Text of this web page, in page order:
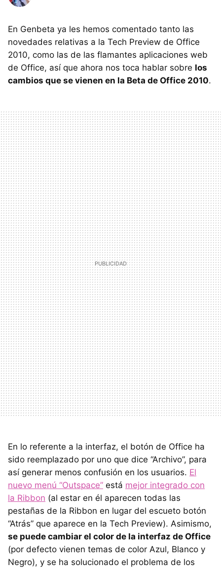
En Genbeta ya les hemos comentado tanto las
novedades relativas a la Tech Preview de Office
2010, como las de las flamantes aplicaciones web
de Office, así que ahora nos toca hablar sobre los
cambios que se vienen en la Beta de Office 2010.
En lo referente a la interfaz, el botón de Office ha
sido reemplazado por uno que dice “Archivo”, para
así generar menos confusión en los usuarios. El
nuevo menú “Outspace” está mejor integrado con
la Ribbon (al estar en él aparecen todas las
pestañas de la Ribbon en lugar del escueto botón
“Atrás” que aparece en la Tech Preview). Asimismo,
se puede cambiar el color de la interfaz de Office
(por defecto vienen temas de color Azul, Blanco y
Negro), y se ha solucionado el problema de los